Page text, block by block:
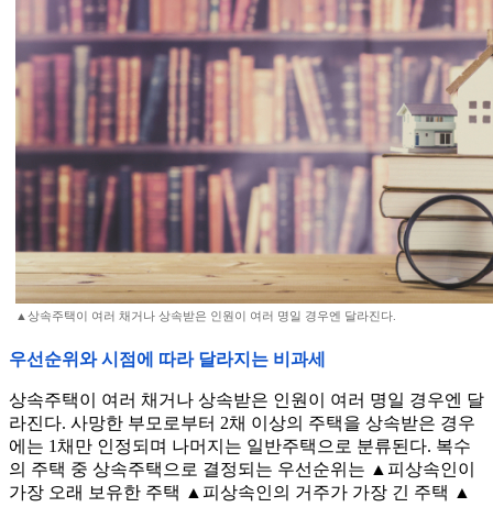
▲상속주택이 여러 채거나 상속받은 인원이 여러 명일 경우엔 달라진다.
우선순위와 시점에 따라 달라지는 비과세
상속주택이 여러 채거나 상속받은 인원이 여러 명일 경우엔 달
라진다. 사망한 부모로부터 2채 이상의 주택을 상속받은 경우
에는 1채만 인정되며 나머지는 일반주택으로 분류된다. 복수
의 주택 중 상속주택으로 결정되는 우선순위는 ▲피상속인이
가장 오래 보유한 주택 ▲피상속인의 거주가 가장 긴 주택 ▲